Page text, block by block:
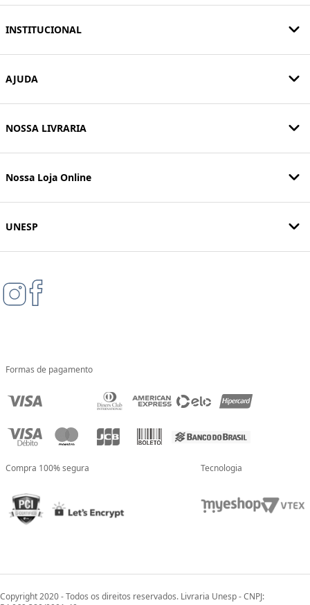
INSTITUCIONAL
AJUDA
NOSSA LIVRARIA
Nossa Loja Online
UNESP
Formas de pagamento
Compra 100% segura Tecnologia
Copyright 2020 - Todos os direitos reservados. Livraria Unesp - CNPJ: